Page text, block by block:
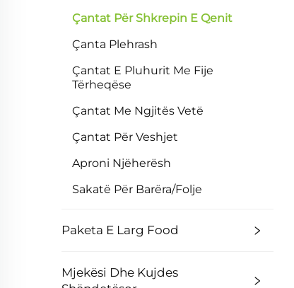
Çantat Për Shkrepin E Qenit
Çanta Plehrash
Çantat E Pluhurit Me Fije
Tërheqëse
Çantat Me Ngjitës Vetë
Çantat Për Veshjet
Aproni Njëherësh
Sakatë Për Barëra/Folje
Paketa E Larg Food
Mjekësi Dhe Kujdes